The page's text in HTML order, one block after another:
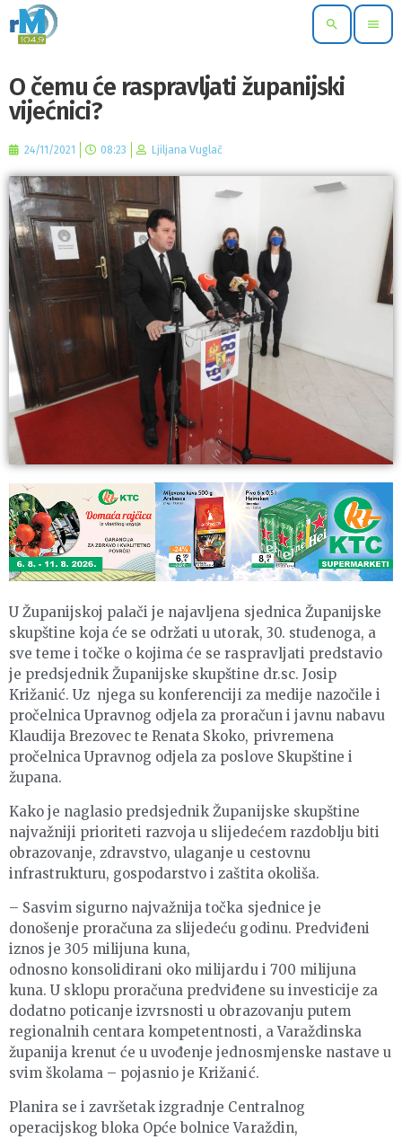
search menu
O čemu će raspravljati županijski
vijećnici?
24/11/2021 08:23 Ljiljana Vuglač
U Županijskoj palači je najavljena sjednica Županijske
skupštine koja će se održati u utorak, 30. studenoga, a
sve teme i točke o kojima će se raspravljati predstavio
je predsjednik Županijske skupštine dr.sc. Josip
Križanić. Uz njega su konferenciji za medije nazočile i
pročelnica Upravnog odjela za proračun i javnu nabavu
Klaudija Brezovec te Renata Skoko, privremena
pročelnica Upravnog odjela za poslove Skupštine i
župana.
Kako je naglasio predsjednik Županijske skupštine
najvažniji prioriteti razvoja u slijedećem razdoblju biti
obrazovanje, zdravstvo, ulaganje u cestovnu
infrastrukturu, gospodarstvo i zaštita okoliša.
– Sasvim sigurno najvažnija točka sjednice je
donošenje proračuna za slijedeću godinu. Predviđeni
iznos je 305 milijuna kuna,
odnosno konsolidirani oko milijardu i 700 milijuna
kuna. U sklopu proračuna predviđene su investicije za
dodatno poticanje izvrsnosti u obrazovanju putem
regionalnih centara kompetentnosti, a Varaždinska
županija krenut će u uvođenje jednosmjenske nastave u
svim školama – pojasnio je Križanić.
Planira se i završetak izgradnje Centralnog
operacijskog bloka Opće bolnice Varaždin,